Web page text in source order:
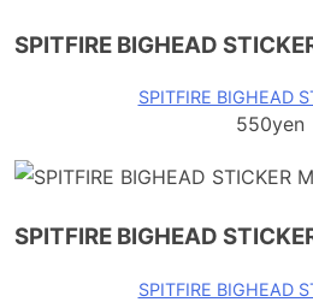
SPITFIRE BIGHEAD
SPITFIRE BIGHEAD
550yen
SPITFIRE BIGHEAD
SPITFIRE BIGHEAD